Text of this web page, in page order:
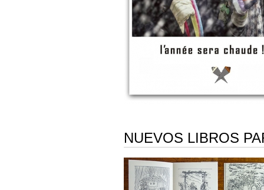
NUEVOS LIBROS